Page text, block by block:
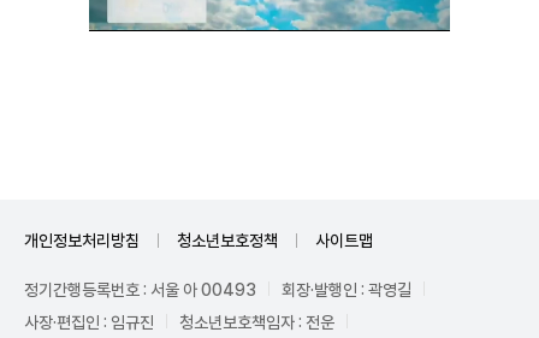
개인정보처리방침 청소년보호정책 사이트맵
정기간행등록번호 : 서울 아 00493
회장·발행인 : 곽영길
사장·편집인 : 임규진
청소년보호책임자 : 전운